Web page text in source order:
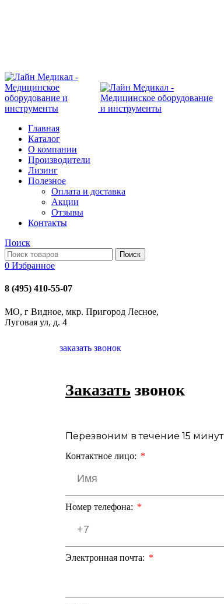
Главная
Каталог
О компании
Производители
Лизинг
Полезное
Оплата и доставка
Акции
Отзывы
Контакты
Поиск
Поиск
0 Избранное
8 (495) 410-55-07
МО, г Видное, мкр. Пригород Лесное,
Луговая ул, д. 4
заказать звонок
Контактное лицо:
Номер телефона:
Электронная почта:
Перезвоним в течение 15 минут
Заказать звонок